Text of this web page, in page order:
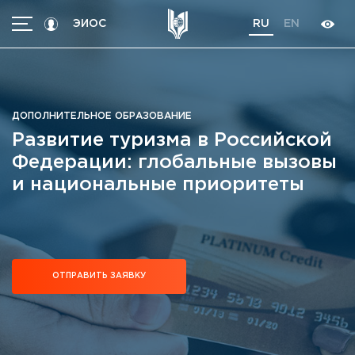
ЭИОС RU EN
МЕНЮ
Студентам
Программы
Трудоустройство
International students
Об университете
Об университете
Высшие школы / Институты / Департаменты
История университета
Кoнтакты
Объявления
ДОПОЛНИТЕЛЬНОЕ ОБРАЗОВАНИЕ
Развитие туризма в Российской
Федерации: глобальные вызовы
и национальные приоритеты
ОТПРАВИТЬ ЗАЯВКУ